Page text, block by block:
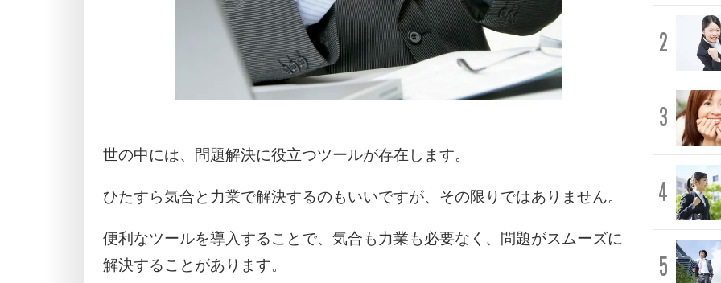
世の中には、問題解決に役立つツールが存在します。
ひたすら気合と力業で解決するのもいいですが、その限りではありません。
便利なツールを導入することで、気合も力業も必要なく、問題がスムーズに
解決することがあります。
2
3
4
5